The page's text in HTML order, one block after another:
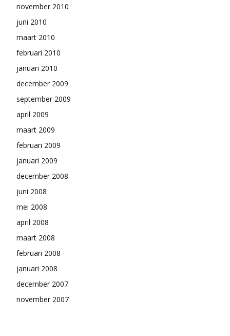
november 2010
juni 2010
maart 2010
februari 2010
januari 2010
december 2009
september 2009
april 2009
maart 2009
februari 2009
januari 2009
december 2008
juni 2008
mei 2008
april 2008
maart 2008
februari 2008
januari 2008
december 2007
november 2007